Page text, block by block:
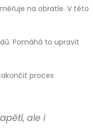
na obratle. V této
Pomáhá to upravit
proces
ale i